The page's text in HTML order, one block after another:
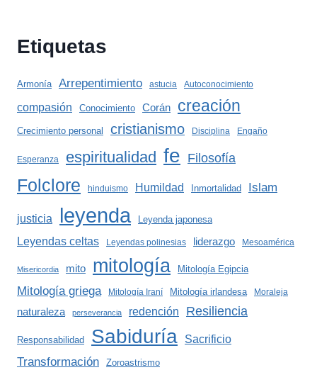
Etiquetas
Armonía Arrepentimiento astucia Autoconocimiento
compasión Conocimiento Corán creación
Crecimiento personal cristianismo Disciplina Engaño
Esperanza espiritualidad fe Filosofía
Folclore hinduismo Humildad Inmortalidad Islam
justicia leyenda Leyenda japonesa
Leyendas celtas Leyendas polinesias liderazgo Mesoamérica
Misericordia mito mitología Mitología Egipcia
Mitología griega Mitología Iraní Mitología irlandesa Moraleja
naturaleza perseverancia redención Resiliencia
Responsabilidad Sabiduría Sacrificio
Transformación Zoroastrismo